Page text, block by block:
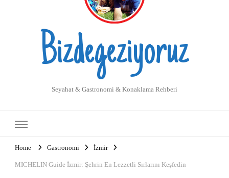
Bizdegeziyoruz
Seyahat & Gastronomi & Konaklama Rehberi
Home Gastronomi İzmir
MICHELIN Guide İzmir: Şehrin En Lezzetli Sırlarını Keşfedin